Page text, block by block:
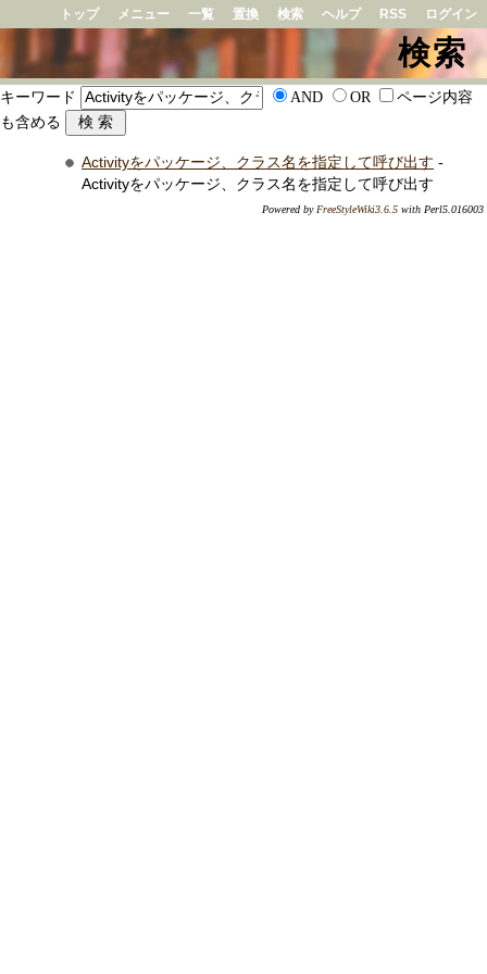
トップ メニュー 一覧 置換 検索 ヘルプ RSS ログイン
検索
キーワード AND OR
ページ内容
も含める
Activityをパッケージ、クラス名を指定して呼び出す -
Activityをパッケージ、クラス名を指定して呼び出す
Powered by FreeStyleWiki3.6.5 with Perl5.016003